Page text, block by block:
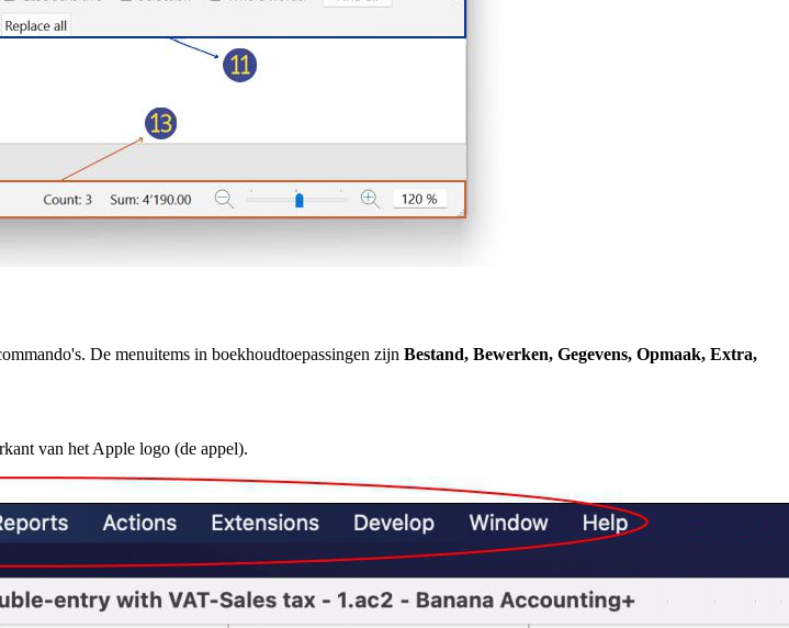
De menuitems in boekhoudtoepassingen zijn Bestand, Bewerken, Gegevens, Opmaak, Extra,
van het Apple logo (de appel).